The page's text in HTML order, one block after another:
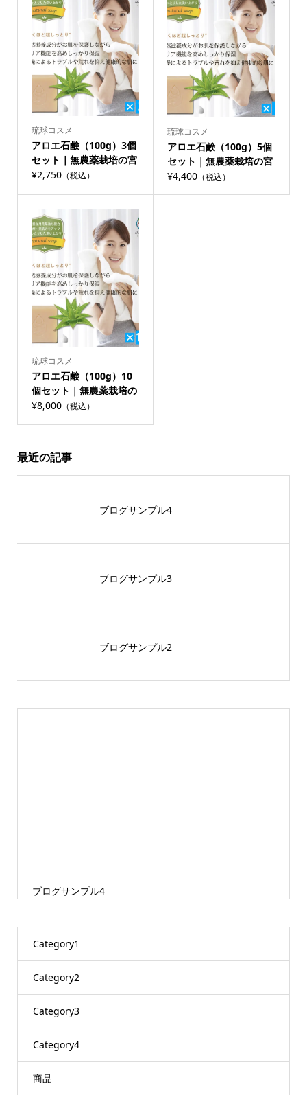
琉球コスメ
アロエ石鹸（100g）3個
セット｜無農薬栽培の宮
古島産アロエベラ使用
法 無香料 チュフディー
ナチュール
¥2,750（税込）
琉球コスメ
アロエ石鹸（100g）5個
セット｜無農薬栽培の宮
古島産アロエベラ使用 驚
¥4,400 （税込）
琉球コスメ
アロエ石鹸（100g）10
個セット｜無農薬栽培の
宮古島産アロエベラ使用
ナチュール
¥8,000（税込）
最近の記事
ブログサンプル4
ブログサンプル3
ブログサンプル2
ブログサンプル4
Category1
Category2
Category3
Category4
商品